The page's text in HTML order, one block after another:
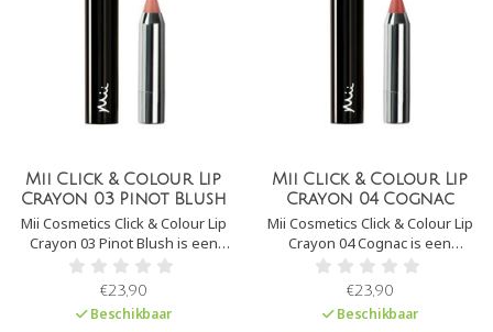
Mii Click & Colour Lip
Crayon 03 Pinot Blush
Mii Cosmetics Click & Colour Lip
Crayon 03 Pinot Blush is een
innovatieve formule, op basis
van avocado- en mango-olie,
zorgt voor een langdurige
lipkleur en voelt heel licht aan.
€23,90
Beschikbaar
Mii Click & Colour Lip
Crayon 04 Cognac
Mii Cosmetics Click & Colour Lip
Crayon 04 Cognac is een
innovatieve formule, op basis
van avocado- en mango-olie,
zorgt voor een langdurige
lipkleur en voelt heel licht aan.
€23,90
Beschikbaar